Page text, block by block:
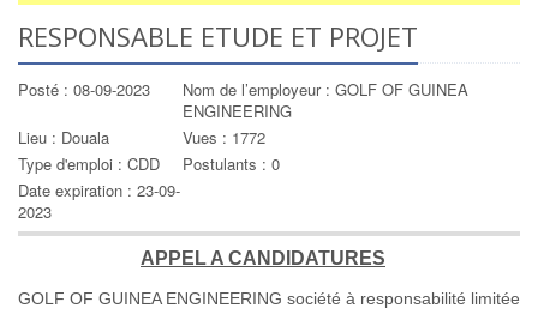
RESPONSABLE ETUDE ET PROJET
Posté : 08-09-2023
Nom de l’employeur : GOLF OF GUINEA
ENGINEERING
Lieu : Douala
Vues : 1772
Type d'emploi : CDD
Postulants : 0
Date expiration : 23-09-
2023
APPEL A CANDIDATURES
GOLF OF GUINEA ENGINEERING société à responsabilité limitée